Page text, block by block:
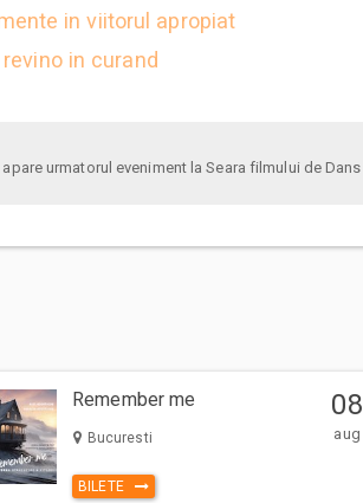
in viitorul apropiat
revino in curand
anunta-ma pe email cand apare urmatorul eveniment la Seara filmului de Dans
Remember me
Bucuresti
BILETE
08
aug